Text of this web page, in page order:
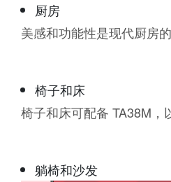
厨房
美感和功能性是现代厨房
椅子和床
椅子和床可配备 TA38M，
躺椅和沙发